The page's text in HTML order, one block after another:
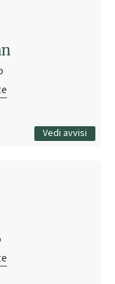
Vedi avvisi
09:42
Tutti gli avvisi